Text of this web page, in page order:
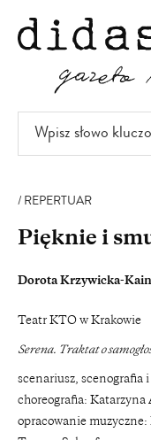
DO
TREŚCI
Wpisz
słowo
REPERTUAR
Pięknie i
Dorota Krzywicka-
Teatr KTO w Krakowie
Serena. Traktat o
scenariusz, scenografia
choreografia: Katarzyna
opracowanie muzyczne: